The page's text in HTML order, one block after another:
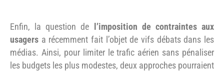
Enfin, la question de
l’imposition de contraintes aux
usagers a récemment fait l’objet de vifs débats dans les
médias. Ainsi, pour limiter le trafic aérien sans pénaliser
les budgets les plus modestes, deux approches pourraient